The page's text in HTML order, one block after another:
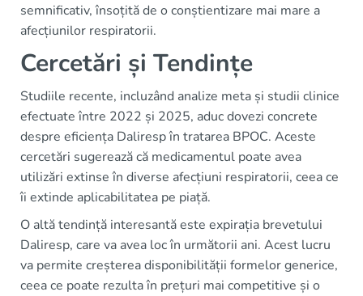
semnificativ, însoțită de o conștientizare mai mare a
afecțiunilor respiratorii.
Cercetări și Tendințe
Studiile recente, incluzând analize meta și studii clinice
efectuate între 2022 și 2025, aduc dovezi concrete
despre eficiența Daliresp în tratarea BPOC. Aceste
cercetări sugerează că medicamentul poate avea
utilizări extinse în diverse afecțiuni respiratorii, ceea ce
îi extinde aplicabilitatea pe piață.
O altă tendință interesantă este expirația brevetului
Daliresp, care va avea loc în următorii ani. Acest lucru
va permite creșterea disponibilității formelor generice,
ceea ce poate rezulta în prețuri mai competitive și o